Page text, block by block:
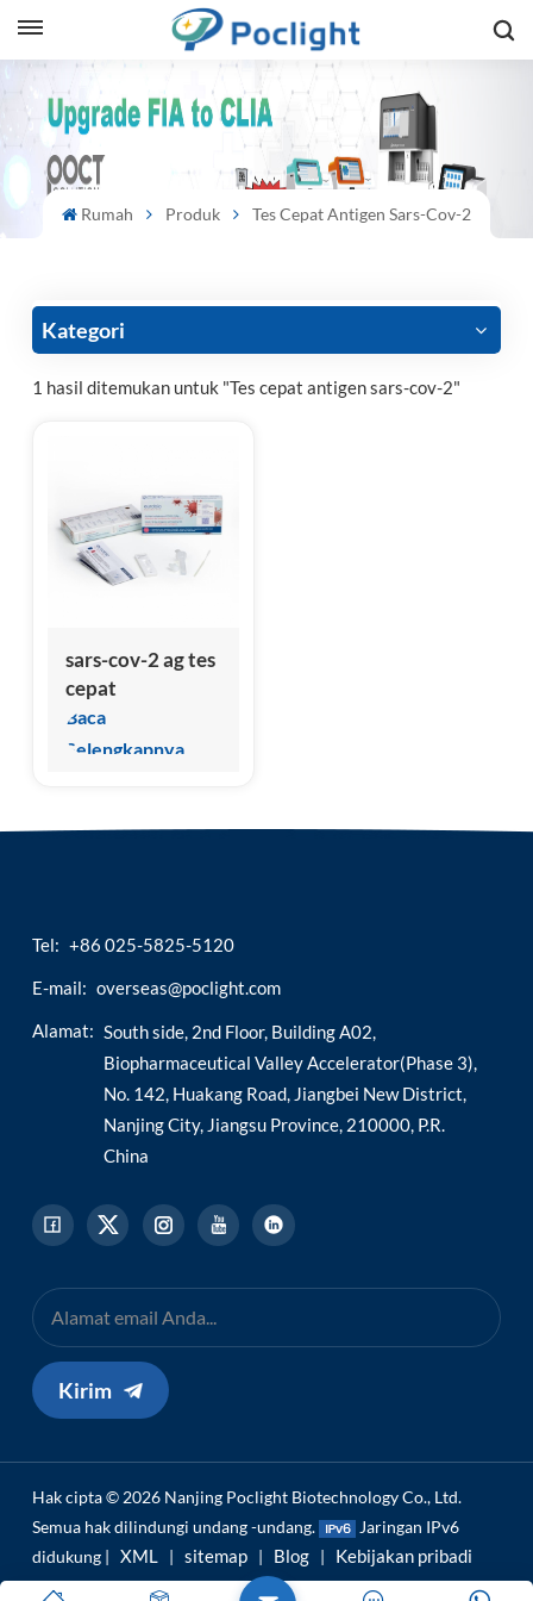
Rumah Produk Tes Cepat Antigen Sars-Cov-2
Kategori
1 hasil ditemukan untuk "Tes cepat antigen sars-cov-2"
sars-cov-2 ag tes
cepat
Baca
Selengkapnya
Tel: +86 025-5825-5120
E-mail: overseas@poclight.com
Alamat: South side, 2nd Floor, Building A02,
Biopharmaceutical Valley Accelerator(Phase 3),
No. 142, Huakang Road, Jiangbei New District,
Nanjing City, Jiangsu Province, 210000, P.R.
China
Kirim
Hak cipta © 2026 Nanjing Poclight Biotechnology Co., Ltd.
Semua hak dilindungi undang -undang.
Jaringan IPv6
didukung | XML | sitemap | Blog | Kebijakan pribadi